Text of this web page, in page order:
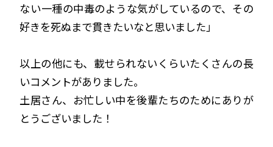
ない一種の中毒のような気がしているので、その
好きを死ぬまで貫きたいなと思いました」
以上の他にも、載せられないくらいたくさんの長
いコメントがありました。
土居さん、お忙しい中を後輩たちのためにありが
とうございました！